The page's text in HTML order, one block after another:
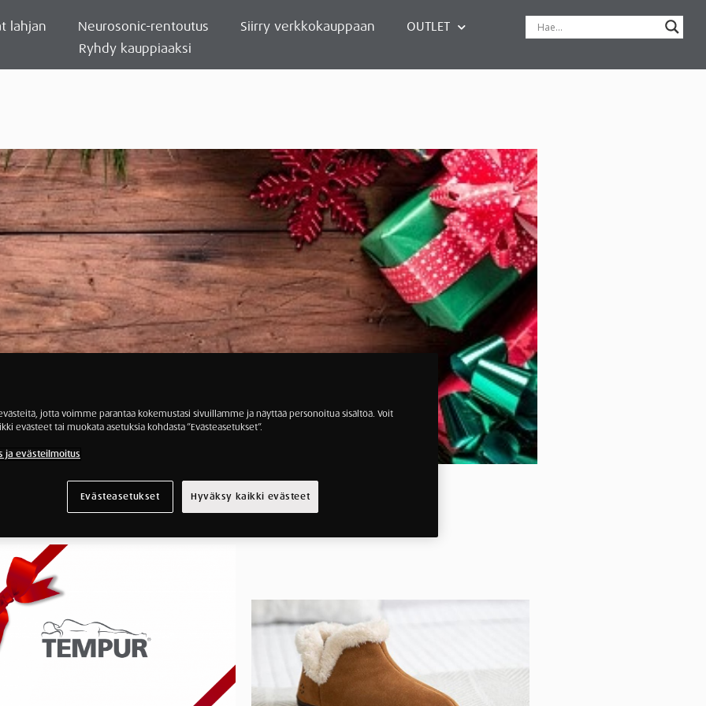
lahjan Neurosonic-rentoutus Siirry verkkokauppaan
OUTLET
Ryhdy kauppiaaksi
alle!
jotta voimme parantaa kokemustasi sivuillamme ja näyttää personoitua sisältöä. Voit
evästeet tai muokata asetuksia kohdasta ”Evästeasetukset”.
ja evästeilmoitus
Evästeasetukset Hyväksy kaikki evästeet